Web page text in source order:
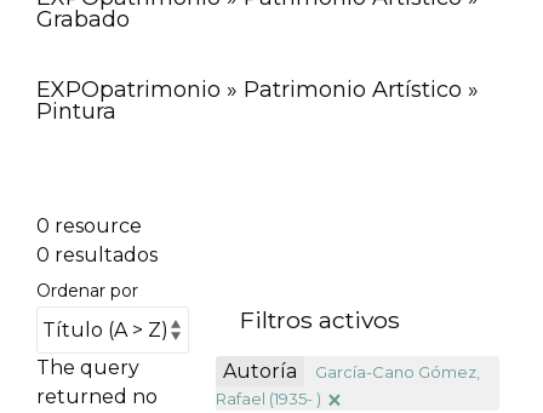
Grabado
EXPOpatrimonio » Patrimonio Artístico »
Pintura
0 resource
0 resultados
Ordenar por
The query
returned no
Filtros activos
Autoría
García-Cano Gómez,
Rafael (1935- )